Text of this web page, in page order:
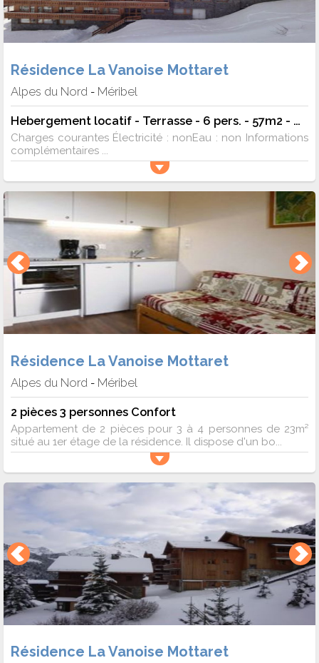
Résidence La Vanoise Mottaret
Alpes du Nord - Méribel
Hebergement locatif - Terrasse - 6 pers. - 57m2 - TV
Charges courantes Électricité : nonEau : non Informations
complémentaires ...
Résidence La Vanoise Mottaret
Alpes du Nord - Méribel
2 pièces 3 personnes Confort
Appartement de 2 pièces pour 3 à 4 personnes de 23m²
situé au 1er étage de la résidence. Il dispose d'un bo...
Résidence La Vanoise Mottaret